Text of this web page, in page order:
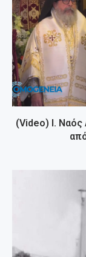
(Video) Ι.